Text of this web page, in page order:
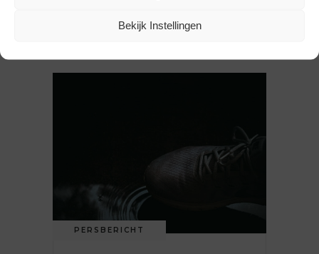
Bekijk Instellingen
PERSBERICHT